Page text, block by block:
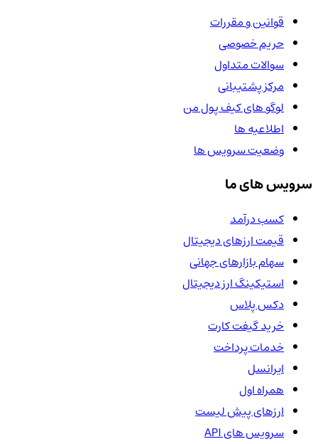
قوانین و مقررات
حریم خصوصی
سوالات متداول
مرکز پشتیبانی
لوگو های کیف پول من
اطلاعیه ها
وضعیت سرویس ها
سرویس های ما
کسب درآمد
قیمت ارزهای دیجیتال
سهام بازارهای جهانی
استیکینگ ارز دیجیتال
دکس پلاس
خرید گیفت کارت
خدمات پرداخت
ایرانسل
همراه اول
ارزهای پیش لیست
سرویس های API